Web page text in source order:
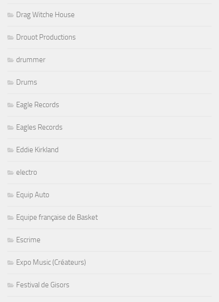
Drag Witche House
Drouot Productions
drummer
Drums
Eagle Records
Eagles Records
Eddie Kirkland
electro
Equip Auto
Equipe française de Basket
Escrime
Expo Music (Créateurs)
Festival de Gisors